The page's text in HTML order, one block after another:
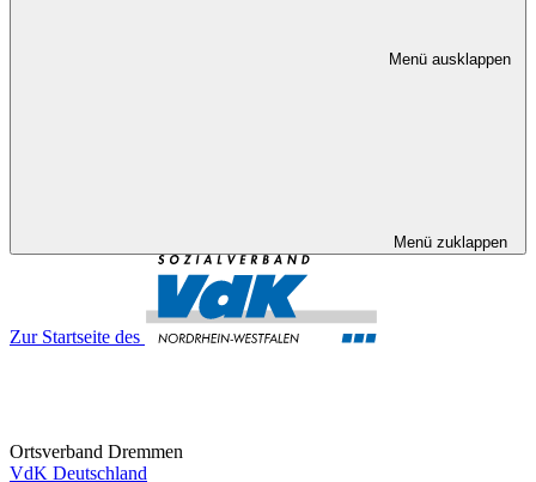
Menü ausklappen
Menü zuklappen
Zur Startseite des
Ortsverband Dremmen
VdK Deutschland